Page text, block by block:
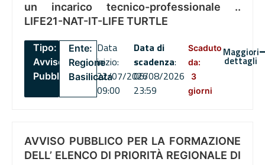
un incarico tecnico-professionale ..
LIFE21-NAT-IT-LIFE TURTLE
Tipo:
Avviso
Pubblico
Ente:
Regione
Basilicata
Data
inizio:
22/07/2026
09:00
Data di
scadenza:
06/08/2026
23:59
Scaduto
da:
3
giorni
Maggiori
dettagli
AVVISO PUBBLICO PER LA FORMAZIONE
DELL’ ELENCO DI PRIORITÀ REGIONALE DI